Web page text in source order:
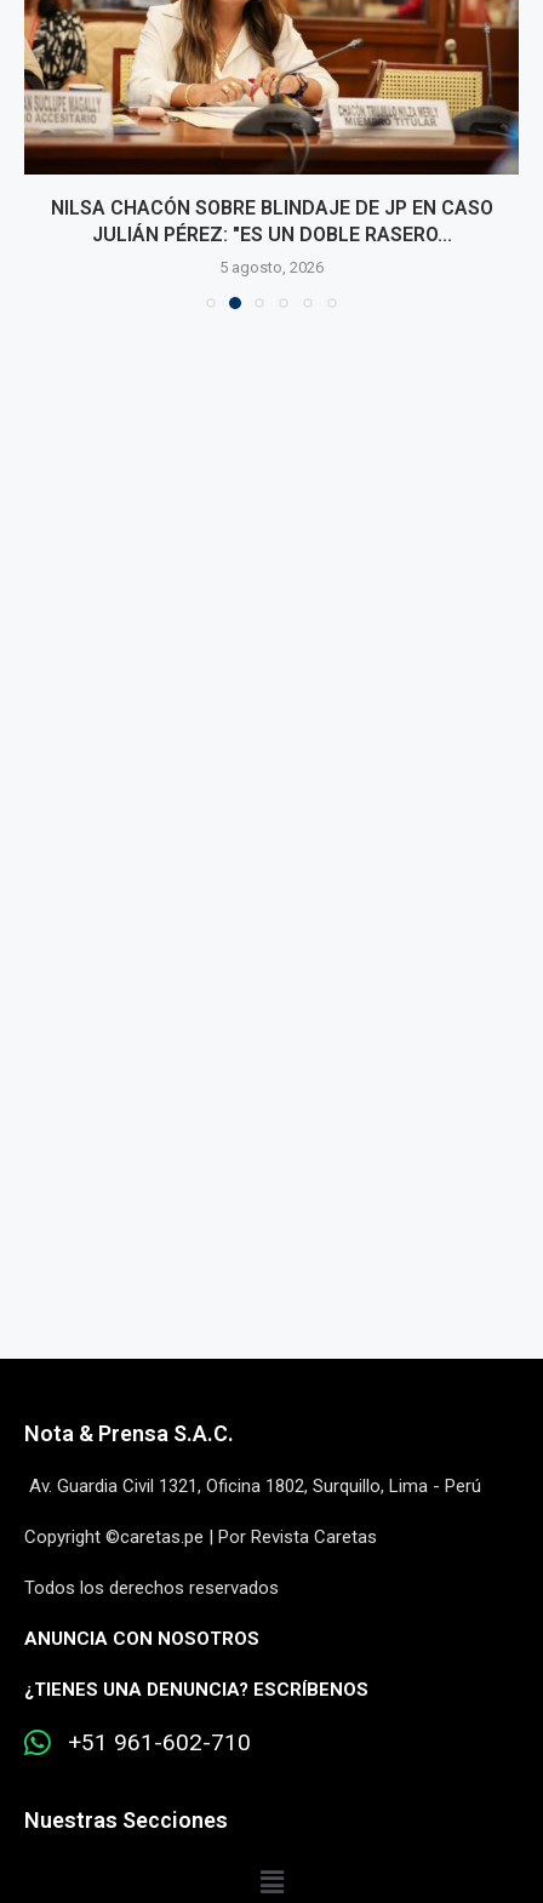
NILSA CHACÓN SOBRE BLINDAJE DE JP EN CASO
JULIÁN PÉREZ: "ES UN DOBLE RASERO...
5 agosto, 2026
Nota & Prensa S.A.C.
Av. Guardia Civil 1321, Oficina 1802, Surquillo, Lima - Perú
Copyright ©caretas.pe | Por Revista Caretas
Todos los derechos reservados
ANUNCIA CON NOSOTROS
¿TIENES UNA DENUNCIA? ESCRÍBENOS
+51 961-602-710
Nuestras Secciones